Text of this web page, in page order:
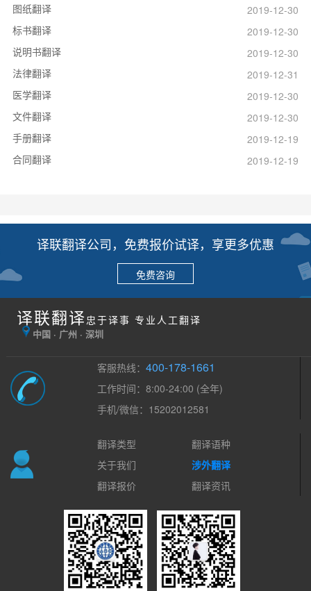
图纸翻译
2019-12-30
标书翻译
2019-12-30
说明书翻译
2019-12-30
法律翻译
2019-12-31
医学翻译
2019-12-30
文件翻译
2019-12-30
手册翻译
2019-12-19
合同翻译
2019-12-19
译联翻译公司，免费报价试译，享更多优惠
免费咨询
译联翻译 忠于译事 专业人工翻译
中国 · 广州 · 深圳
客服热线：400-178-1661
工作时间：8:00-24:00 (全年)
手机/微信：15202012581
翻译类型
翻译语种
关于我们
涉外翻译
翻译报价
翻译资讯